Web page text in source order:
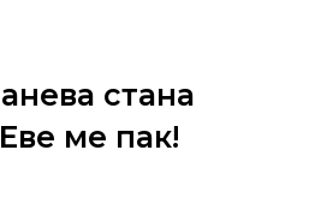
стана
ме пак!